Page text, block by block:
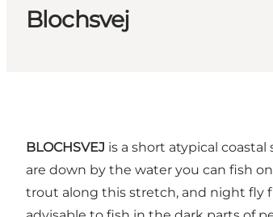
Blochsvej
BLOCHSVEJ is a short atypical
are down by the water you can fish
trout along this stretch, and night fly